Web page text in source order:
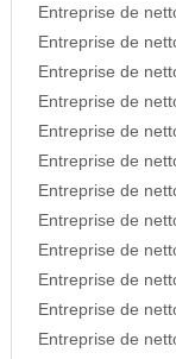
Entreprise de
Entreprise de
Entreprise de
Entreprise de
Entreprise de
Entreprise de
Entreprise de
Entreprise de
Entreprise de
Entreprise de
Entreprise de
Entreprise de